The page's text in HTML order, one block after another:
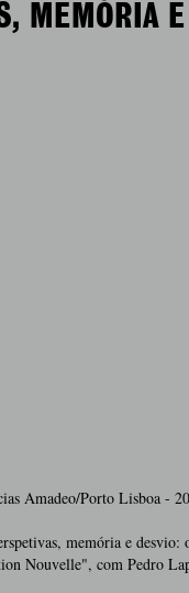
MEMÓRIA
Amadeo/Porto Lisboa -
memória e
Nouvelle", com Pedro